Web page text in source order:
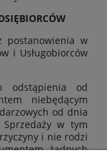
postanowienia w
i Usługobiorców
odstąpienia od
niebędącym
od dnia
w tym
i nie rodzi
żadnych